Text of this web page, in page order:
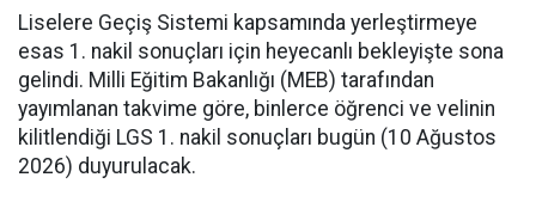
Liselere Geçiş Sistemi kapsamında yerleştirmeye
esas 1. nakil sonuçları için heyecanlı bekleyişte sona
gelindi. Milli Eğitim Bakanlığı (MEB) tarafından
yayımlanan takvime göre, binlerce öğrenci ve velinin
kilitlendiği LGS 1. nakil sonuçları bugün (10 Ağustos
2026) duyurulacak.